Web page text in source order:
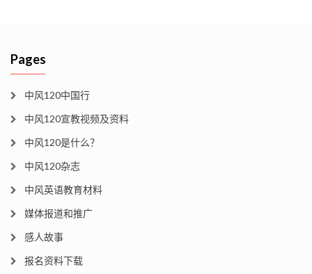
Pages
中风120中国行
中风120宣教视频及资料
中风120是什么？
中风120杂志
中风英语教育材料
媒体报道和推广
感人故事
报名资料下载